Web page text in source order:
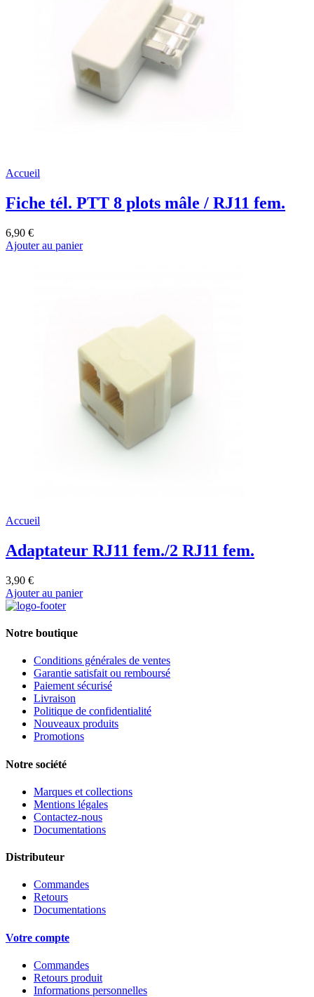
Accueil
Fiche tél. PTT 8 plots mâle / RJ11 fem.
6,90 €
Ajouter au panier
Accueil
Adaptateur RJ11 fem./2 RJ11 fem.
3,90 €
Ajouter au panier
Notre boutique
Conditions générales de ventes
Garantie satisfait ou remboursé
Paiement sécurisé
Livraison
Politique de confidentialité
Nouveaux produits
Promotions
Notre société
Marques et collections
Mentions légales
Contactez-nous
Documentations
Distributeur
Commandes
Retours
Documentations
Votre compte
Commandes
Retours produit
Informations personnelles